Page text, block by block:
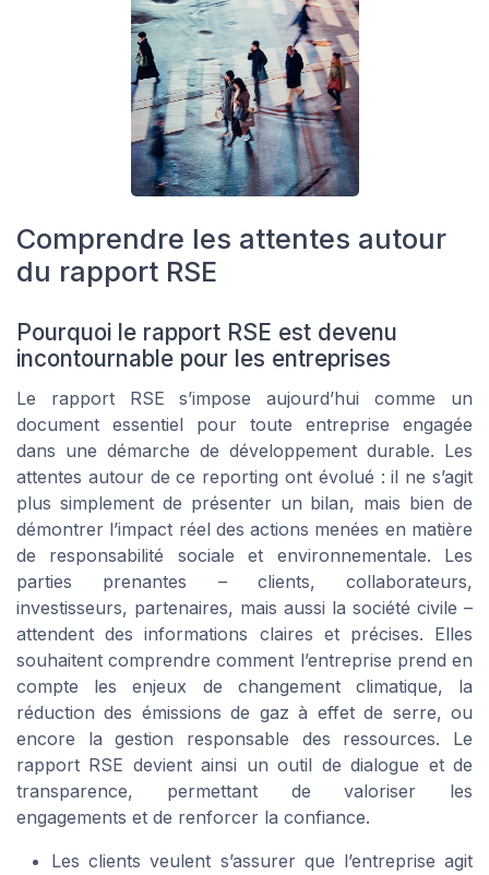
Comprendre les attentes autour
du rapport RSE
Pourquoi le rapport RSE est devenu
incontournable pour les entreprises
Le rapport RSE s’impose aujourd’hui comme un
document essentiel pour toute entreprise engagée
dans une démarche de développement durable. Les
attentes autour de ce reporting ont évolué : il ne s’agit
plus simplement de présenter un bilan, mais bien de
démontrer l’impact réel des actions menées en matière
de responsabilité sociale et environnementale. Les
parties prenantes – clients, collaborateurs,
investisseurs, partenaires, mais aussi la société civile –
attendent des informations claires et précises. Elles
souhaitent comprendre comment l’entreprise prend en
compte les enjeux de changement climatique, la
réduction des émissions de gaz à effet de serre, ou
encore la gestion responsable des ressources. Le
rapport RSE devient ainsi un outil de dialogue et de
transparence, permettant de valoriser les
engagements et de renforcer la confiance.
Les clients veulent s’assurer que l’entreprise agit